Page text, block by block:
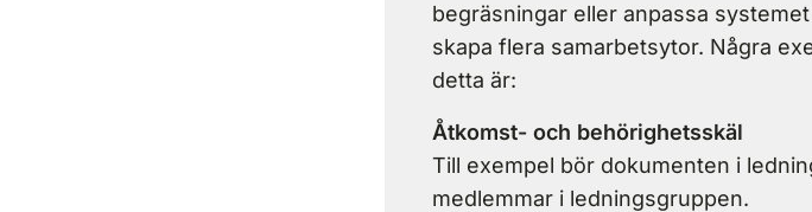
begräsningar eller anpassa
skapa flera samarbetsytor. Några
detta är:
Åtkomst- och behörighetsskäl
Till exempel bör dokumenten i
medlemmar i ledningsgruppen.